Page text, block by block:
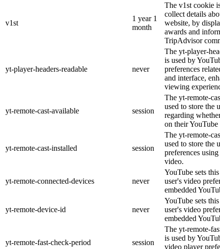
v1st
1 year 1
month
The v1st cookie
collect details
website, by
awards and
TripAdvisor
yt-player-headers-readable never
The yt-player-
is used by
preferences
and interface,
viewing
yt-remote-cast-available session
The yt-remote-
used to store the
regarding
on their
yt-remote-cast-installed session
The yt-remote-
used to store the
preferences
video.
yt-remote-connected-devices never
YouTube sets
user's video
embedded
yt-remote-device-id never
YouTube sets
user's video
embedded
yt-remote-fast-check-period session
The yt-remote-
is used by
video player